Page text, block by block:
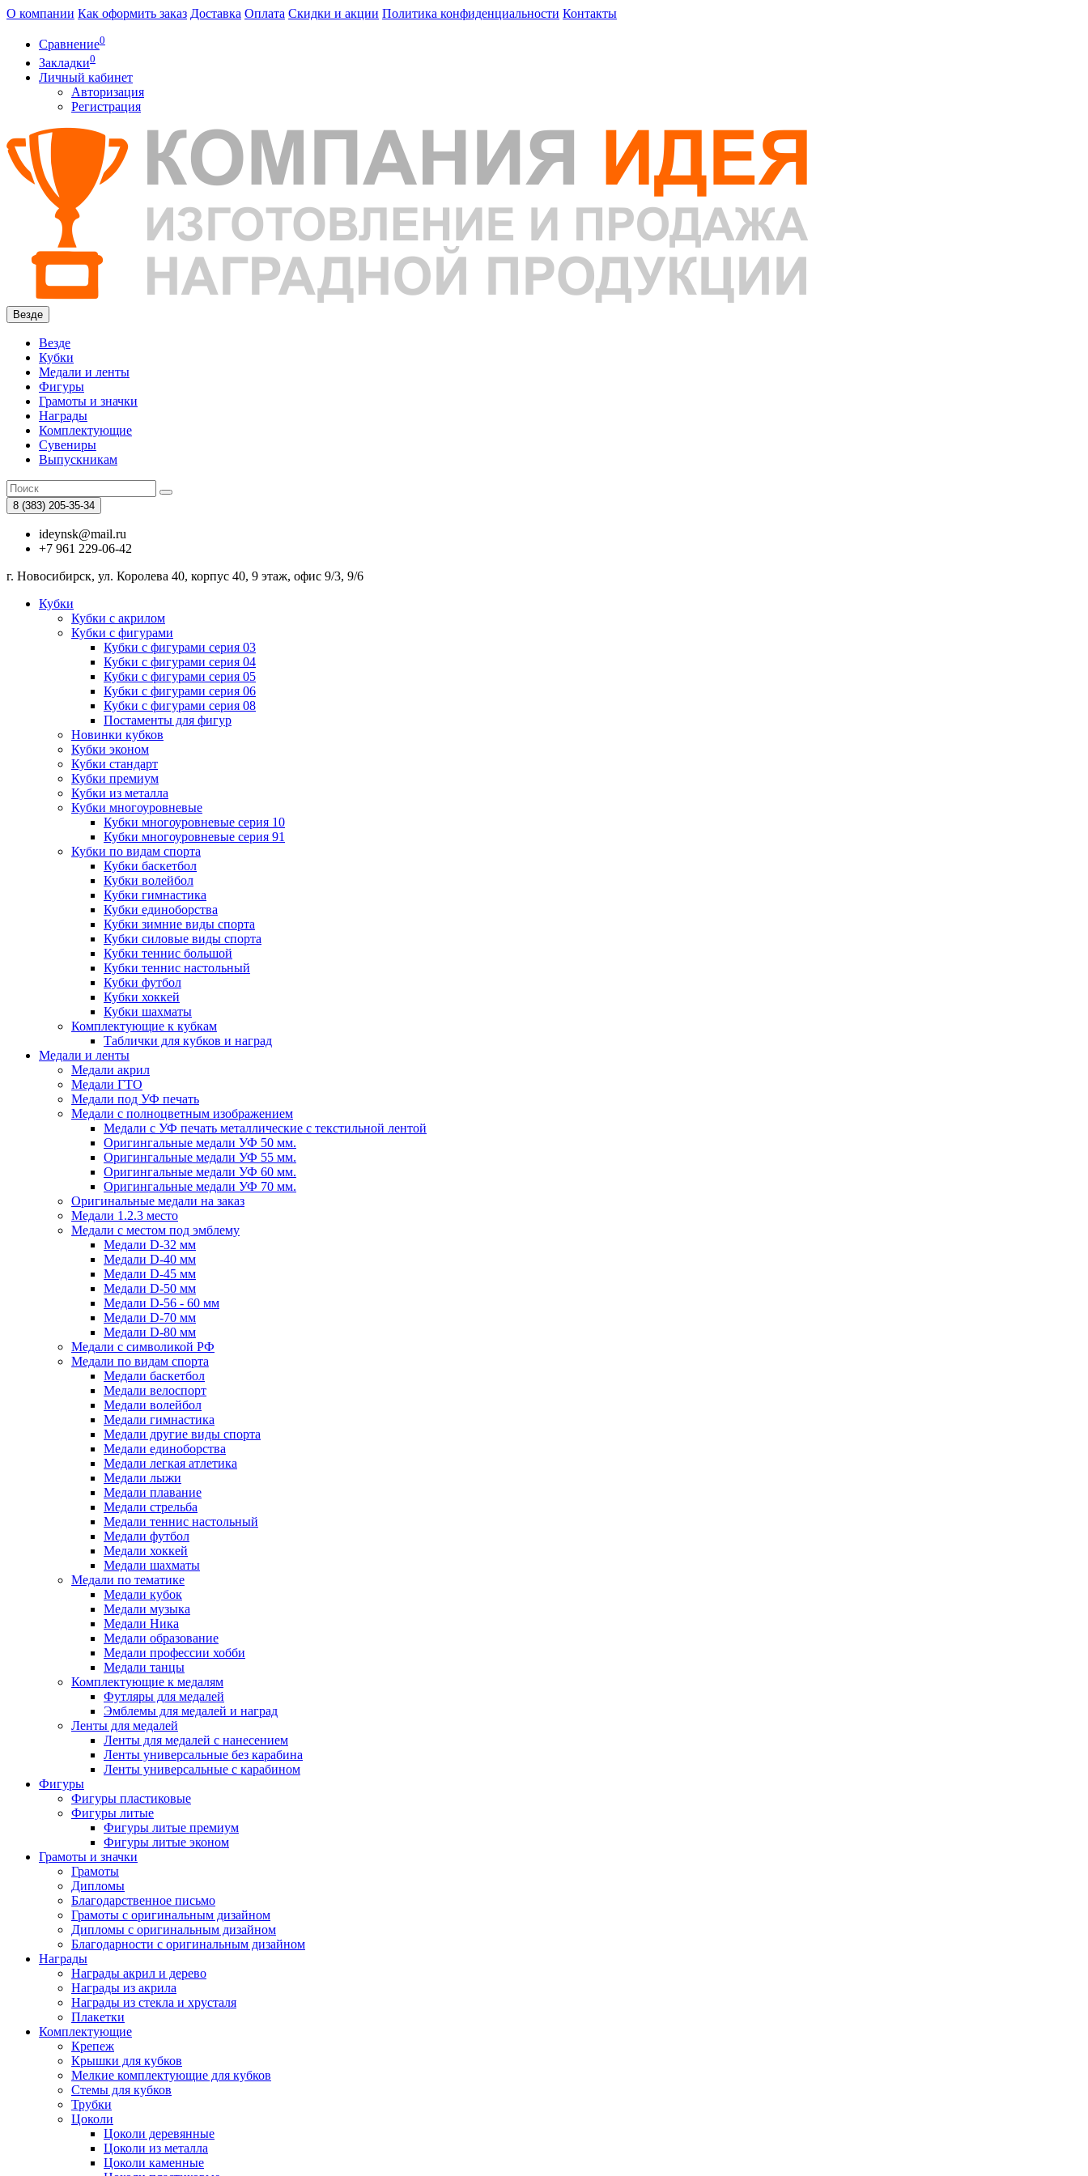
О компании Как оформить заказ Доставка Оплата Скидки и акции Политика конфиденциальности Контакты
Сравнение0
Закладки0
Личный кабинет
Авторизация
Регистрация
Везде
Везде
Кубки
Медали и ленты
Фигуры
Грамоты и значки
Награды
Комплектующие
Сувениры
Выпускникам
8 (383) 205-35-34
ideynsk@mail.ru
+7 961 229-06-42
г. Новосибирск, ул. Королева 40, корпус 40, 9 этаж, офис 9/3, 9/6
Кубки
Кубки с акрилом
Кубки с фигурами
Кубки с фигурами серия 03
Кубки с фигурами серия 04
Кубки с фигурами серия 05
Кубки с фигурами серия 06
Кубки с фигурами серия 08
Постаменты для фигур
Новинки кубков
Кубки эконом
Кубки стандарт
Кубки премиум
Кубки из металла
Кубки многоуровневые
Кубки многоуровневые серия 10
Кубки многоуровневые серия 91
Кубки по видам спорта
Кубки баскетбол
Кубки волейбол
Кубки гимнастика
Кубки единоборства
Кубки зимние виды спорта
Кубки силовые виды спорта
Кубки теннис большой
Кубки теннис настольный
Кубки футбол
Кубки хоккей
Кубки шахматы
Комплектующие к кубкам
Таблички для кубков и наград
Медали и ленты
Медали акрил
Медали ГТО
Медали под УФ печать
Медали с полноцветным изображением
Медали с УФ печать металлические с текстильной лентой
Оригингальные медали УФ 50 мм.
Оригингальные медали УФ 55 мм.
Оригингальные медали УФ 60 мм.
Оригингальные медали УФ 70 мм.
Оригинальные медали на заказ
Медали 1.2.3 место
Медали с местом под эмблему
Медали D-32 мм
Медали D-40 мм
Медали D-45 мм
Медали D-50 мм
Медали D-56 - 60 мм
Медали D-70 мм
Медали D-80 мм
Медали с символикой РФ
Медали по видам спорта
Медали баскетбол
Медали велоспорт
Медали волейбол
Медали гимнастика
Медали другие виды спорта
Медали единоборства
Медали легкая атлетика
Медали лыжи
Медали плавание
Медали стрельба
Медали теннис настольный
Медали футбол
Медали хоккей
Медали шахматы
Медали по тематике
Медали кубок
Медали музыка
Медали Ника
Медали образование
Медали профессии хобби
Медали танцы
Комплектующие к медалям
Футляры для медалей
Эмблемы для медалей и наград
Ленты для медалей
Ленты для медалей с нанесением
Ленты универсальные без карабина
Ленты универсальные с карабином
Фигуры
Фигуры пластиковые
Фигуры литые
Фигуры литые премиум
Фигуры литые эконом
Грамоты и значки
Грамоты
Дипломы
Благодарственное письмо
Грамоты с оригинальным дизайном
Дипломы с оригинальным дизайном
Благодарности с оригинальным дизайном
Награды
Награды акрил и дерево
Награды из акрила
Награды из стекла и хрусталя
Плакетки
Комплектующие
Крепеж
Крышки для кубков
Мелкие комплектующие для кубков
Стемы для кубков
Трубки
Цоколи
Цоколи деревянные
Цоколи из металла
Цоколи каменные